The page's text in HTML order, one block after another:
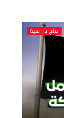
منح دراسية